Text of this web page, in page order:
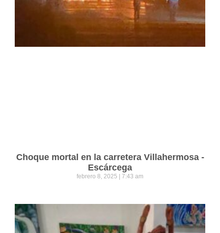
Choque mortal en la carretera Villahermosa -
Escárcega
febrero 8, 2025 7:43 am